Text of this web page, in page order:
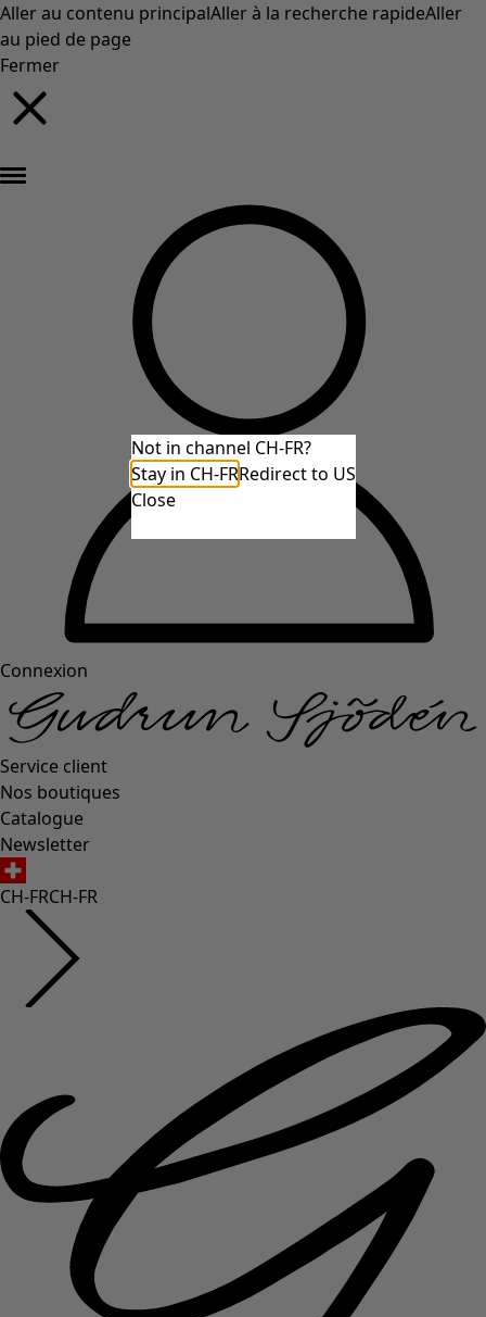
Aller au contenu principalAller à la recherche rapideAller
au pied de page
Fermer
Connexion
Service client
Nos boutiques
Catalogue
Newsletter
CH-FRCH-FR
Not in channel CH-FR?
Stay in CH-FRRedirect to US
Close